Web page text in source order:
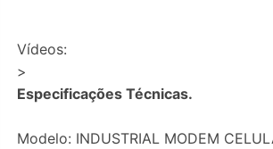
Vídeos:
>
Especificações Técnicas.
Modelo: INDUSTRIAL MODEM